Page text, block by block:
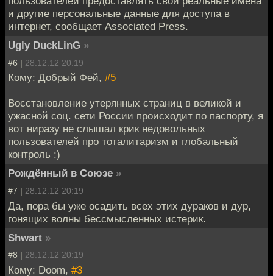
и другие персональные данные для доступа в
интернет, сообщает Associated Press.
Ugly DuckLinG »
#6 | 28.12.12 20:19
Кому: Добрый Фей, #5
Восстановление утерянных страниц в великой и
ужасной соц. сети России происходит по паспорту, я
вот ниразу не слышал крик недовольных
пользователей про тоталитаризм и глобальный
контроль :)
Рождённый в Союзе »
#7 | 28.12.12 20:19
Да, пора бы уже осадить всех этих дураков и дур,
гонящих волны бессмысленных истерик.
Shwart »
#8 | 28.12.12 20:19
Кому: Doom, #3